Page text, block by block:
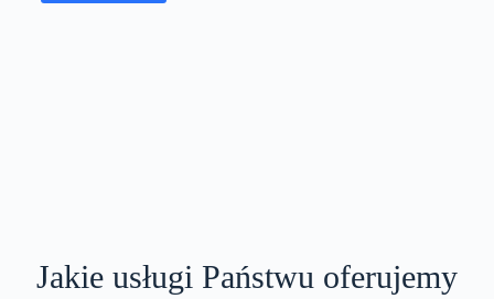
1
Jakie usługi Państwu oferujemy